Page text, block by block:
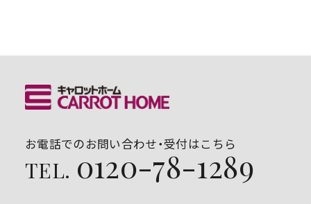
お電話でのお問い合わせ・受付はこちら
TEL. 0120-78-1289